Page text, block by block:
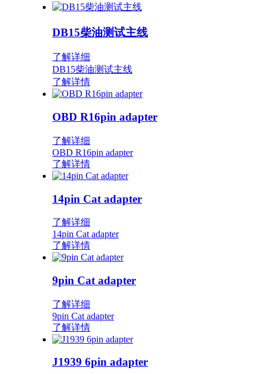
DB15柴油测试主线
了解详细
DB15柴油测试主线
了解详情
OBD R16pin adapter
了解详细
OBD R16pin adapter
了解详情
14pin Cat adapter
了解详细
14pin Cat adapter
了解详情
9pin Cat adapter
了解详细
9pin Cat adapter
了解详情
J1939 6pin adapter